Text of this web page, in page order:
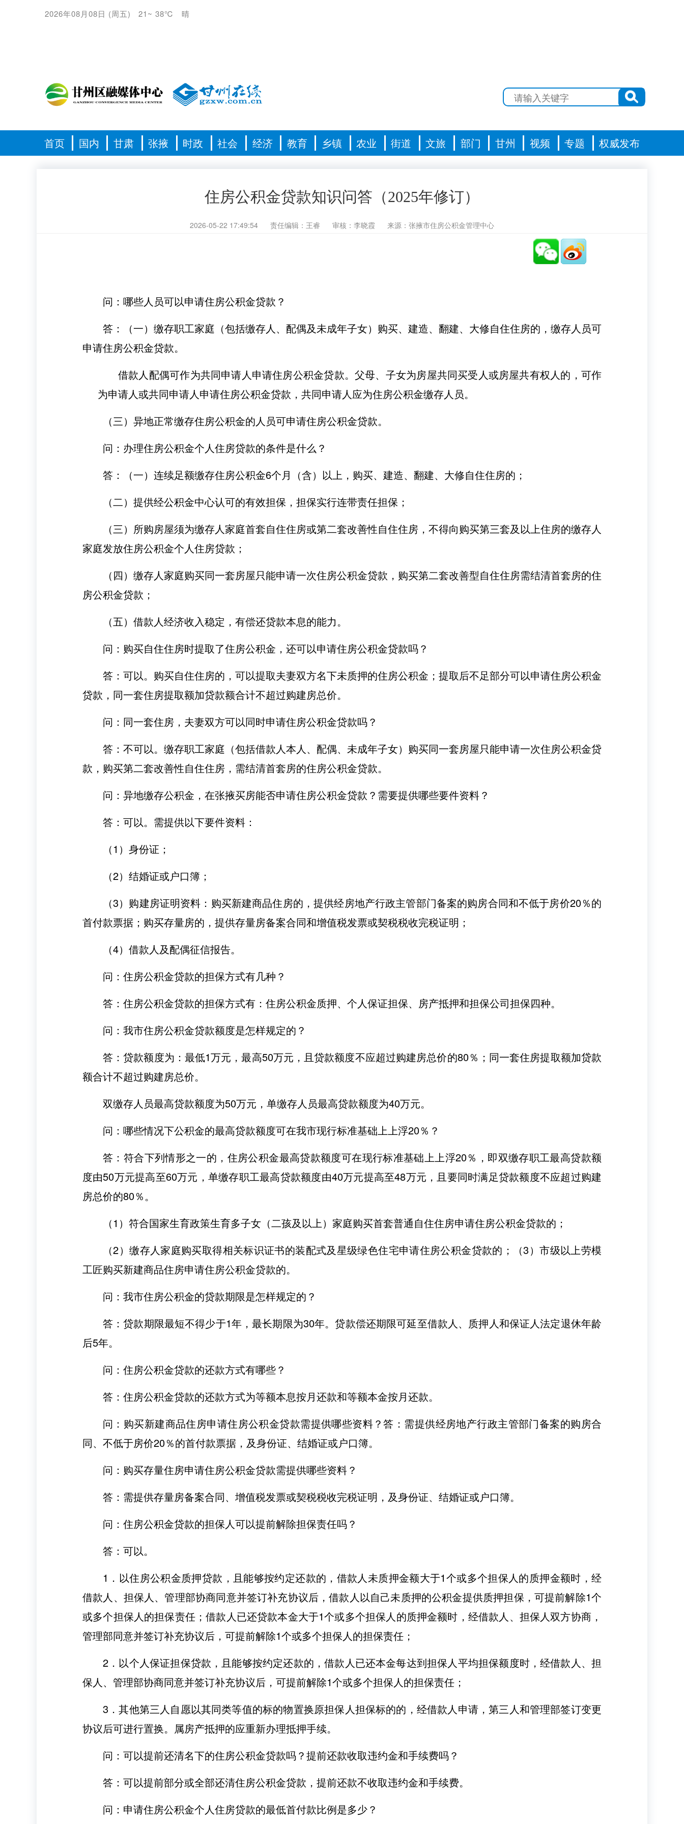
2026年08月08日 (周五) 21~ 38℃ 晴
首页 国内 甘肃 张掖 时政 社会 经济 教育 乡镇 农业 街道 文旅 部门 甘州 视频 专题 权威发布
住房公积金贷款知识问答（2025年修订）
2026-05-22 17:49:54 责任编辑：王睿 审核：李晓霞 来源：张掖市住房公积金管理中心
问：哪些人员可以申请住房公积金贷款？
答：（一）缴存职工家庭（包括缴存人、配偶及未成年子女）购买、建造、翻建、大修自住住房的，缴存人员可
申请住房公积金贷款。
借款人配偶可作为共同申请人申请住房公积金贷款。父母、子女为房屋共同买受人或房屋共有权人的，可作
为申请人或共同申请人申请住房公积金贷款，共同申请人应为住房公积金缴存人员。
（三）异地正常缴存住房公积金的人员可申请住房公积金贷款。
问：办理住房公积金个人住房贷款的条件是什么？
答：（一）连续足额缴存住房公积金6个月（含）以上，购买、建造、翻建、大修自住住房的；
（二）提供经公积金中心认可的有效担保，担保实行连带责任担保；
（三）所购房屋须为缴存人家庭首套自住住房或第二套改善性自住住房，不得向购买第三套及以上住房的缴存人
家庭发放住房公积金个人住房贷款；
（四）缴存人家庭购买同一套房屋只能申请一次住房公积金贷款，购买第二套改善型自住住房需结清首套房的住
房公积金贷款；
（五）借款人经济收入稳定，有偿还贷款本息的能力。
问：购买自住住房时提取了住房公积金，还可以申请住房公积金贷款吗？
答：可以。购买自住住房的，可以提取夫妻双方名下未质押的住房公积金；提取后不足部分可以申请住房公积金
贷款，同一套住房提取额加贷款额合计不超过购建房总价。
问：同一套住房，夫妻双方可以同时申请住房公积金贷款吗？
答：不可以。缴存职工家庭（包括借款人本人、配偶、未成年子女）购买同一套房屋只能申请一次住房公积金贷
款，购买第二套改善性自住住房，需结清首套房的住房公积金贷款。
问：异地缴存公积金，在张掖买房能否申请住房公积金贷款？需要提供哪些要件资料？
答：可以。需提供以下要件资料：
（1）身份证；
（2）结婚证或户口簿；
（3）购建房证明资料：购买新建商品住房的，提供经房地产行政主管部门备案的购房合同和不低于房价20％的
首付款票据；购买存量房的，提供存量房备案合同和增值税发票或契税税收完税证明；
（4）借款人及配偶征信报告。
问：住房公积金贷款的担保方式有几种？
答：住房公积金贷款的担保方式有：住房公积金质押、个人保证担保、房产抵押和担保公司担保四种。
问：我市住房公积金贷款额度是怎样规定的？
答：贷款额度为：最低1万元，最高50万元，且贷款额度不应超过购建房总价的80％；同一套住房提取额加贷款
额合计不超过购建房总价。
双缴存人员最高贷款额度为50万元，单缴存人员最高贷款额度为40万元。
问：哪些情况下公积金的最高贷款额度可在我市现行标准基础上上浮20％？
答：符合下列情形之一的，住房公积金最高贷款额度可在现行标准基础上上浮20％，即双缴存职工最高贷款额
度由50万元提高至60万元，单缴存职工最高贷款额度由40万元提高至48万元，且要同时满足贷款额度不应超过购建
房总价的80％。
（1）符合国家生育政策生育多子女（二孩及以上）家庭购买首套普通自住住房申请住房公积金贷款的；
（2）缴存人家庭购买取得相关标识证书的装配式及星级绿色住宅申请住房公积金贷款的；（3）市级以上劳模
工匠购买新建商品住房申请住房公积金贷款的。
问：我市住房公积金的贷款期限是怎样规定的？
答：贷款期限最短不得少于1年，最长期限为30年。贷款偿还期限可延至借款人、质押人和保证人法定退休年龄
后5年。
问：住房公积金贷款的还款方式有哪些？
答：住房公积金贷款的还款方式为等额本息按月还款和等额本金按月还款。
问：购买新建商品住房申请住房公积金贷款需提供哪些资料？答：需提供经房地产行政主管部门备案的购房合
同、不低于房价20％的首付款票据，及身份证、结婚证或户口簿。
问：购买存量住房申请住房公积金贷款需提供哪些资料？
答：需提供存量房备案合同、增值税发票或契税税收完税证明，及身份证、结婚证或户口簿。
问：住房公积金贷款的担保人可以提前解除担保责任吗？
答：可以。
1．以住房公积金质押贷款，且能够按约定还款的，借款人未质押金额大于1个或多个担保人的质押金额时，经
借款人、担保人、管理部协商同意并签订补充协议后，借款人以自己未质押的公积金提供质押担保，可提前解除1个
或多个担保人的担保责任；借款人已还贷款本金大于1个或多个担保人的质押金额时，经借款人、担保人双方协商，
管理部同意并签订补充协议后，可提前解除1个或多个担保人的担保责任；
2．以个人保证担保贷款，且能够按约定还款的，借款人已还本金每达到担保人平均担保额度时，经借款人、担
保人、管理部协商同意并签订补充协议后，可提前解除1个或多个担保人的担保责任；
3．其他第三人自愿以其同类等值的标的物置换原担保人担保标的的，经借款人申请，第三人和管理部签订变更
协议后可进行置换。属房产抵押的应重新办理抵押手续。
问：可以提前还清名下的住房公积金贷款吗？提前还款收取违约金和手续费吗？
答：可以提前部分或全部还清住房公积金贷款，提前还款不收取违约金和手续费。
问：申请住房公积金个人住房贷款的最低首付款比例是多少？